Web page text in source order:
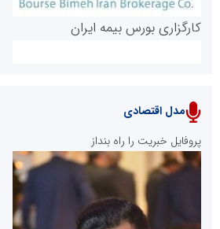
پایگاه خبری نهضت ملی مسکن
کارگزاری بورس بیمه ایران
مدل اقتصادی
پروفایل خبریت را راه بنداز